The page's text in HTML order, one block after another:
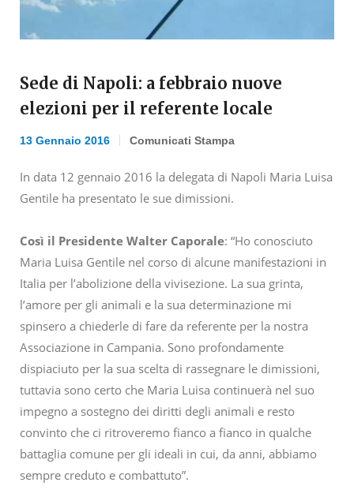
Sede di Napoli: a febbraio nuove
elezioni per il referente locale
13 Gennaio 2016 Comunicati Stampa
In data 12 gennaio 2016 la delegata di Napoli Maria Luisa
Gentile ha presentato le sue dimissioni.
Così il Presidente Walter Caporale: “Ho conosciuto
Maria Luisa Gentile nel corso di alcune manifestazioni in
Italia per l’abolizione della vivisezione. La sua grinta,
l’amore per gli animali e la sua determinazione mi
spinsero a chiederle di fare da referente per la nostra
Associazione in Campania. Sono profondamente
dispiaciuto per la sua scelta di rassegnare le dimissioni,
tuttavia sono certo che Maria Luisa continuerà nel suo
impegno a sostegno dei diritti degli animali e resto
convinto che ci ritroveremo fianco a fianco in qualche
battaglia comune per gli ideali in cui, da anni, abbiamo
sempre creduto e combattuto”.